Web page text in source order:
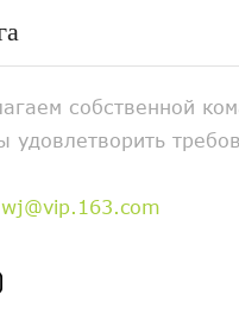
собственной
удовлетворить